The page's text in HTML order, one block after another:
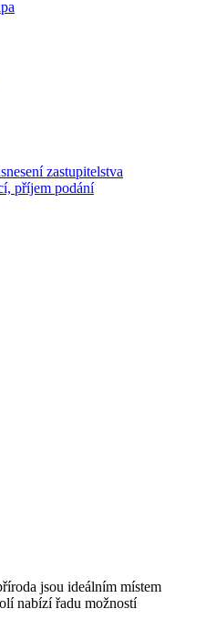
zastupitelstva
příjem podání
jsou ideálním místem
nabízí řadu možností